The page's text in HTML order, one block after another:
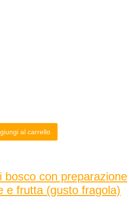
al carrello
bosco con preparazione
e frutta (gusto fragola)